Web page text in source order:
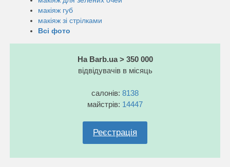
макіяж губ
макіяж зі стрілками
Всі фото
На Barb.ua > 350 000
відвідувачів в місяць
салонів: 8138
майстрів: 14447
Реєстрація